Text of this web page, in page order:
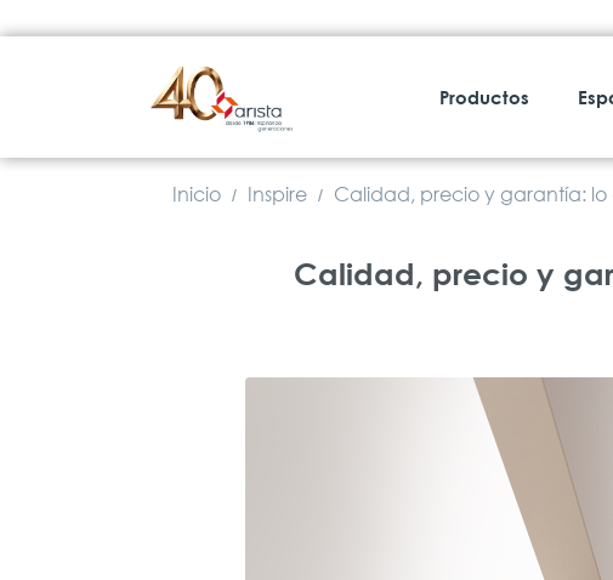
Productos
Inicio / Inspire / Calidad, precio y garantía:
Calidad, precio y